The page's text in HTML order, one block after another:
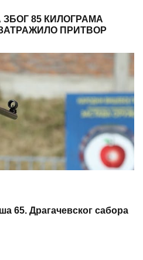
85 КИЛОГРАМА
ПРИТВОР
65. Драгачевског сабора